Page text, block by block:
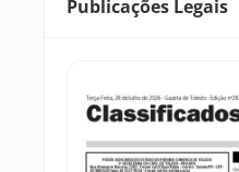
Publicações Legais